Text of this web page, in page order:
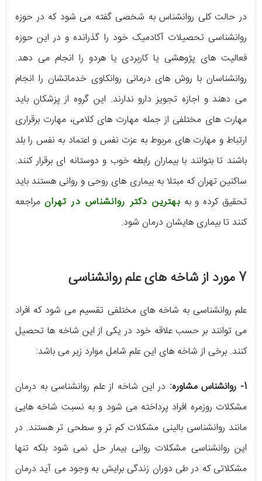
در حالت کلی روانشناس به شخصی گفته می شود که در حوزه
روانشناسی تحصیلات آکادمیک خود را گذرانده و در این حوزه
فعالیت های پژوهشی یا کاربردی یا هردو را انجام می دهد.
روانشناسان با روش های درمانی روانکاوی خدماتشان را انجام
می دهند و اجازه تجویز دارو ندارند. این گروه از پزشکان باید
مهارت های مختلفی از جمله مهارت های کلامی، مهارت برقراری
ارتباط و مهارت های مربوط به عزت نفس و اعتماد به نفس را بلد
باشند تا بتوانند با بیماران رابطه خوب و دوستانه ای برقرار کنند.
ساکنین تهران که مبتلا به بیماری های روحی و روانی هستند باید
تحقیق کرده و بهبهترین دکتر روانشناس در تهران مراجعه
کنند تا بیماری هایشان درمان شود.
7 مورد از شاخه های علم روانشناسی
علم روانشناسی به شاخه های مختلفی تقسیم می شود که افراد
می توانند بر حسب علاقه خود در یکی از این شاخه ها تحصیل
کنند. برخی از شاخه های این علم شامل موارد زیر می باشد:
1- روانشناس مشاوره:
در این شاخه از علم روانشناسی به درمان
مشکلات روزمره افراد پرداخته می شود و به نسبت شاخه هایی
مانند روانشناسی بالینی مشکلات کم تر و سطحی تر هستند. در
این روانشناسی مشکلات روانی بیمار حل نمی شود بلکه تنها
مشکلاتی که در طی دوران زندگی برایش به وجود می آید درمان